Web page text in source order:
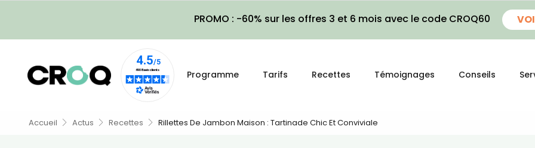
PROMO : -60% sur les offres 3 et 6 mois avec le code CROQ60
Programme Tarifs Recettes Témoignages Conseils
Accueil Actus Recettes Rillettes De Jambon Maison : Tartinade Chic Et Conviviale